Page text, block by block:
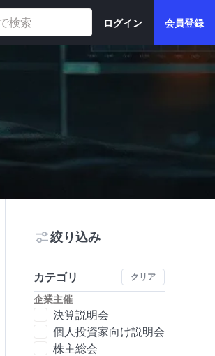
ログイン 会員登録
絞り込み
カテゴリ クリア
企業主催
決算説明会
個人投資家向け説明会
株主総会